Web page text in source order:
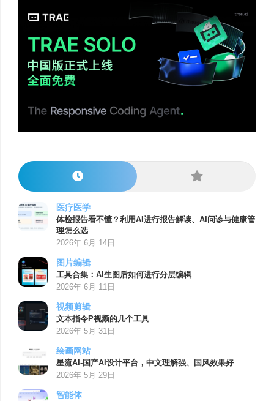
医疗医学
体检报告看不懂？利用AI进行报告解读、AI问诊与健康管
理怎么选
2026年 6月 14日
图片编辑
工具合集：AI生图后如何进行分层编辑
2026年 6月 11日
视频剪辑
文本指令P视频的几个工具
2026年 5月 31日
绘画网站
星流AI-国产AI设计平台，中文理解强、国风效果好
2026年 5月 29日
智能体